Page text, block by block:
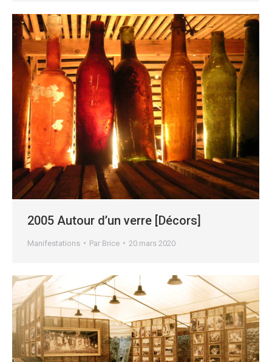
2005 Autour d’un verre [Décors]
Manifestations Par Brice 20 mars 2020